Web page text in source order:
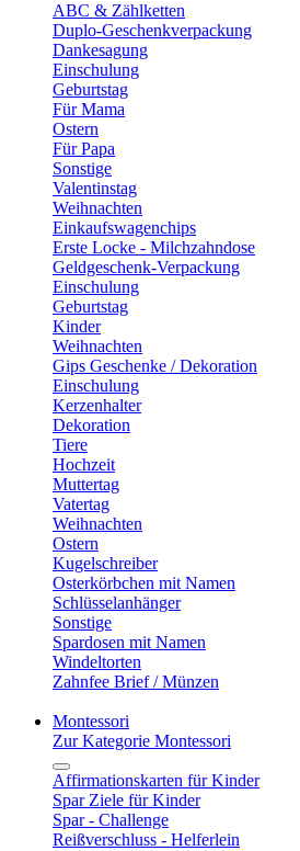
ABC & Zählketten
Duplo-Geschenkverpackung
Dankesagung
Einschulung
Geburtstag
Für Mama
Ostern
Für Papa
Sonstige
Valentinstag
Weihnachten
Einkaufswagenchips
Erste Locke - Milchzahndose
Geldgeschenk-Verpackung
Einschulung
Geburtstag
Kinder
Weihnachten
Gips Geschenke / Dekoration
Einschulung
Kerzenhalter
Dekoration
Tiere
Hochzeit
Muttertag
Vatertag
Weihnachten
Ostern
Kugelschreiber
Osterkörbchen mit Namen
Schlüsselanhänger
Sonstige
Spardosen mit Namen
Windeltorten
Zahnfee Brief / Münzen
Montessori
Zur Kategorie Montessori
Affirmationskarten für Kinder
Spar Ziele für Kinder
Spar - Challenge
Reißverschluss - Helferlein